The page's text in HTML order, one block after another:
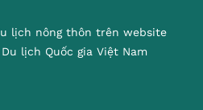
lịch nông thôn trên website
lịch Quốc gia Việt Nam